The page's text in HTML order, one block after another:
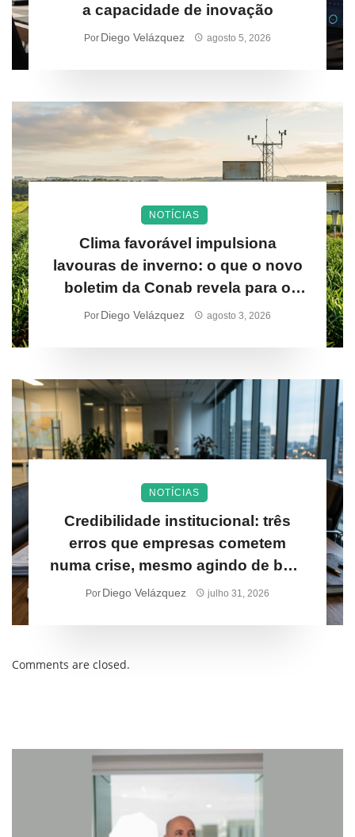
a capacidade de inovação
Por Diego Velázquez agosto 5, 2026
NOTÍCIAS
Clima favorável impulsiona
lavouras de inverno: o que o novo
boletim da Conab revela para o
produtor rural
Por Diego Velázquez agosto 3, 2026
NOTÍCIAS
Credibilidade institucional: três
erros que empresas cometem
numa crise, mesmo agindo de boa-
fé
Por Diego Velázquez julho 31, 2026
Comments are closed.